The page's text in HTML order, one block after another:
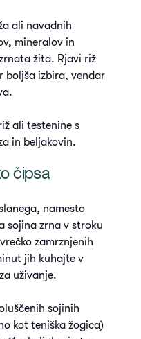
ali navadnih
mineralov in
žita. Rjavi riž
boljša izbira, vendar
ali testenine s
in beljakovin.
čipsa
namesto
sojina zrna v stroku
zamrznjenih
jih kuhajte v
uživanje.
sojinih
kot teniška žogica)